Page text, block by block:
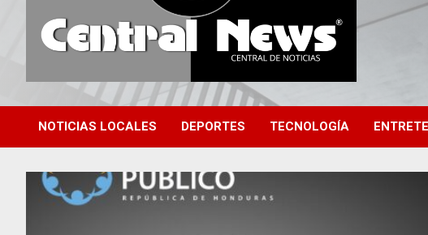
Central News HN
Central de Noticias
NOTICIAS LOCALES DEPORTES TECNOLOGÍA